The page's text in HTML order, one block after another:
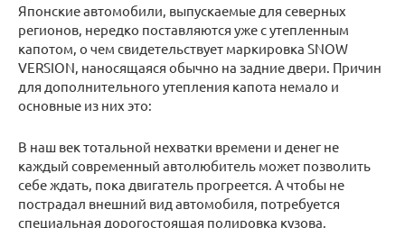
Японские автомобили, выпускаемые для северных
регионов, нередко поставляются уже с утепленным
капотом, о чем свидетельствует маркировка SNOW
VERSION, наносящаяся обычно на задние двери. Причин
для дополнительного утепления капота немало и
основные из них это:
В наш век тотальной нехватки времени и денег не
каждый современный автолюбитель может позволить
себе ждать, пока двигатель прогреется. А чтобы не
пострадал внешний вид автомобиля, потребуется
специальная дорогостоящая полировка кузова.